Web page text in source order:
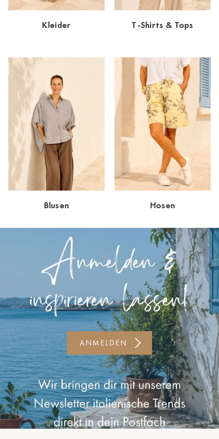
Dornbirn
Dortmund-Hombruch
Essen
HH-AEZ
HH-EEZ
HH-Eppendorf
HH-Hanseviertel
HH-Wandsbek
Hannover
Innsbruck
Kiel-CittiPark
Leipzig
Lindau
Münster
Oldenburg
Potsdam
Rostock
Kleider T-Shirts & Tops
Blusen Hosen
ANMELDEN